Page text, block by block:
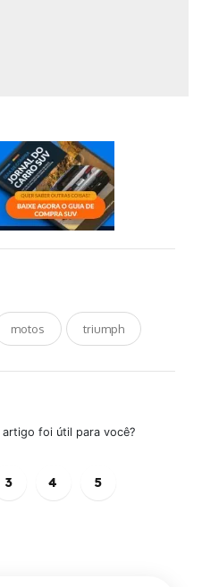
motos triumph
artigo foi útil para você?
3 4 5